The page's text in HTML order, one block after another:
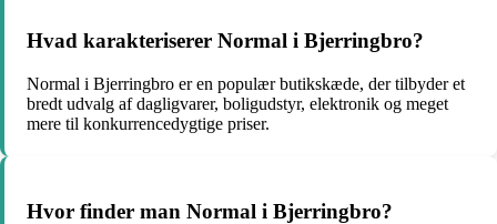
Hvad karakteriserer Normal i Bjerringbro?
Normal i Bjerringbro er en populær butikskæde, der tilbyder et
bredt udvalg af dagligvarer, boligudstyr, elektronik og meget
mere til konkurrencedygtige priser.
Hvor finder man Normal i Bjerringbro?